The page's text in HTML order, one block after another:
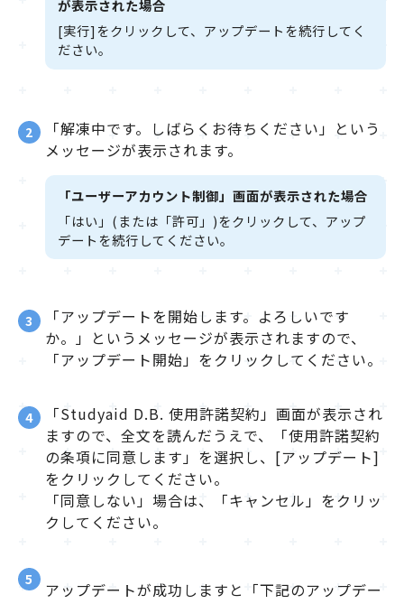
が表示された場合
[実行]をクリックして、アップデートを続行してく
ださい。
2
「解凍中です。しばらくお待ちください」という
メッセージが表示されます。
「ユーザーアカウント制御」画面が表示された場合
「はい」(または「許可」)をクリックして、アップ
デートを続行してください。
3
「アップデートを開始します。よろしいです
か。」というメッセージが表示されますので、
「アップデート開始」をクリックしてください。
4
「Studyaid D.B. 使用許諾契約」画面が表示され
ますので、全文を読んだうえで、「使用許諾契約
の条項に同意します」を選択し、[アップデート]
をクリックしてください。
「同意しない」場合は、「キャンセル」をクリッ
クしてください。
5
アップデートが成功しますと「下記のアップデー